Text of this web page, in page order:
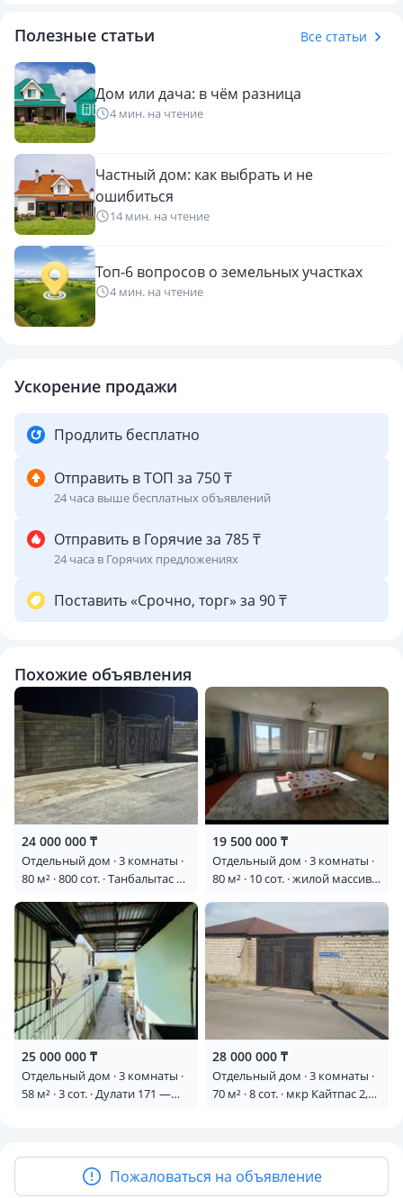
Полезные статьи Все статьи
Дом или дача: в чём разница
4 мин. на чтение
Частный дом: как выбрать и не
ошибиться
14 мин. на чтение
Топ-6 вопросов о земельных участках
4 мин. на чтение
Ускорение продажи
Продлить бесплатно
Отправить в ТОП за 750 ₸
24 часа выше бесплатных объявлений
Отправить в Горячие за 785 ₸
24 часа в Горячих предложениях
Поставить «Срочно, торг» за 90 ₸
Похожие объявления
24 000 000 ₸
Отдельный дом · 3 комнаты ·
80 м² · 800 сот. · Танбалытас —
19 500 000 ₸
Отдельный дом · 3 комнаты ·
80 м² · 10 сот. · жилой массив
25 000 000 ₸
Отдельный дом · 3 комнаты ·
58 м² · 3 сот. · Дулати 171 —
28 000 000 ₸
Отдельный дом · 3 комнаты ·
70 м² · 8 сот. · мкр Кайтпас 2,
Пожаловаться на объявление